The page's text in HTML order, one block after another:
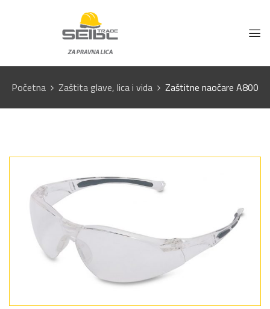
Početna Zaštita glave, lica i vida Zaštitne naočare A800